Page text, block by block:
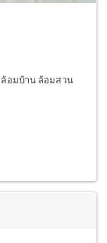
อมบ้าน ล้อมสวน